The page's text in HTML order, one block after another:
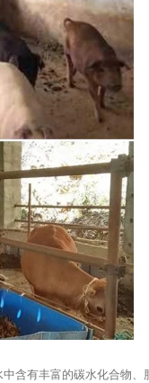
含有丰富的碳水化合物